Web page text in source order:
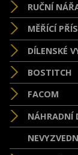
RUČNÍ
MĚŘÍCÍ
DÍLENSKÉ
BOSTITCH
FACOM
NÁHRADNÍ